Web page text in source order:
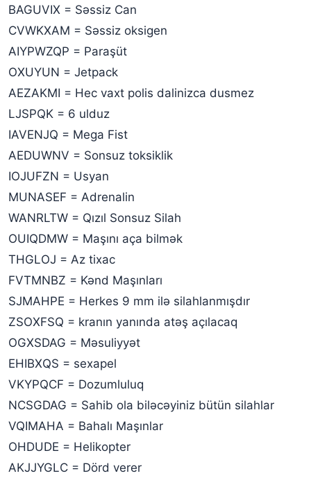
BAGUVIX = Səssiz Can
CVWKXAM = Səssiz oksigen
AIYPWZQP = Paraşüt
OXUYUN = Jetpack
AEZAKMI = Hec vaxt polis dalinizca dusmez
LJSPQK = 6 ulduz
IAVENJQ = Mega Fist
AEDUWNV = Sonsuz toksiklik
IOJUFZN = Usyan
MUNASEF = Adrenalin
WANRLTW = Qızıl Sonsuz Silah
OUIQDMW = Maşını aça bilmək
THGLOJ = Az tixac
FVTMNBZ = Kənd Maşınları
SJMAHPE = Herkes 9 mm ilə silahlanmışdır
ZSOXFSQ = kranın yanında atəş açılacaq
OGXSDAG = Məsuliyyət
EHIBXQS = sexapel
VKYPQCF = Dozumluluq
NCSGDAG = Sahib ola biləcəyiniz bütün silahlar
VQIMAHA = Bahalı Maşınlar
OHDUDE = Helikopter
AKJJYGLC = Dörd verer